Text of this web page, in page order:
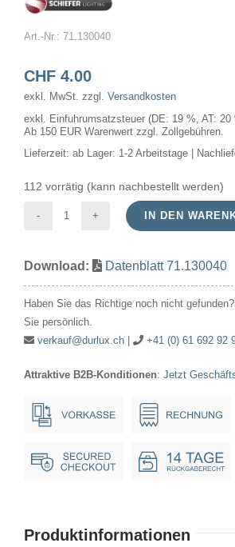
Art.-Nr.: 71.130040
CHF4.00
exkl. MwSt. zzgl. Versandkosten
exkl. Einfuhrumsatzsteuer (DE: 19 %, AT: 20
Ab 150 EUR Warenwert zzgl. Zollgebühren.
Lieferzeit: ab Lager: 1-2 Arbeitstage |
112 vorrätig (kann nachbestellt werden)
Signallampe
130V
14x30mm
Ba15d
IN DEN
Download: Datenblatt 71.130040
Haben Sie das Richtige noch nicht
Sie persönlich.
verkauf@durlux.ch| +41 (0) 61 692 92
Attraktive B2B-Konditionen: Jetzt
Produktinformationen